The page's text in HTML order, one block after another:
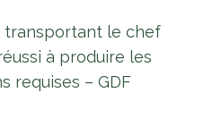
transportant le chef
à produire les
requises – GDF